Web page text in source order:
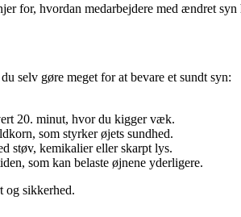
for, hvordan medarbejdere med ændret
selv gøre meget for at bevare et sundt syn:
20. minut, hvor du kigger væk.
som styrker øjets sundhed.
støv, kemikalier eller skarpt lys.
som kan belaste øjnene yderligere.
og sikkerhed.